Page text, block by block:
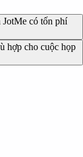
JotMe có tốn phí
hợp cho cuộc họp